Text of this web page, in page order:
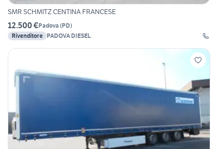
SMR SCHMITZ CENTINA FRANCESE
12.500 €Padova (PD)
Rivenditore PADOVA DIESEL